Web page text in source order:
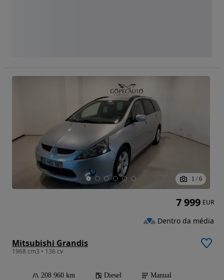
1 / 6
Mitsubishi Grandis
1968 cm3 • 136 cv
208 960 km Diesel
Manual
7 999 EUR
Dentro da média